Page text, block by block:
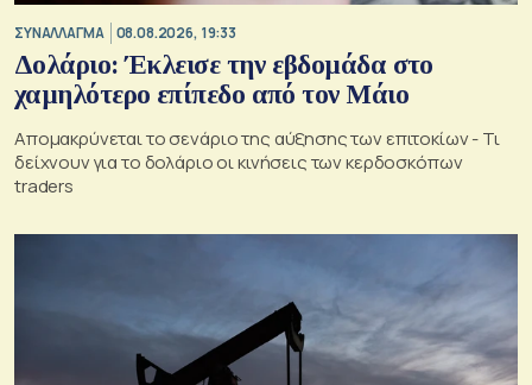
ΣΥΝΑΛΛΑΓΜΑ 08.08.2026, 19:33
Δολάριο: Έκλεισε την εβδομάδα στο
χαμηλότερο επίπεδο από τον Μάιο
Απομακρύνεται το σενάριο της αύξησης των επιτοκίων - Τι
δείχνουν για το δολάριο οι κινήσεις των κερδοσκόπων
traders